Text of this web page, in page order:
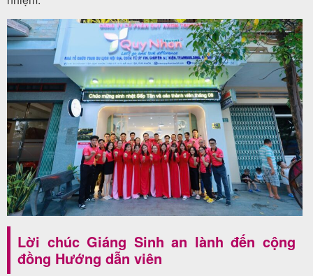
Lời chúc Giáng Sinh an lành đến cộng
đồng Hướng dẫn viên